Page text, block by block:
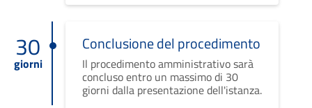
30
giorni
Conclusione del procedimento
Il procedimento amministrativo sarà
concluso entro un massimo di 30
giorni dalla presentazione dell'istanza.